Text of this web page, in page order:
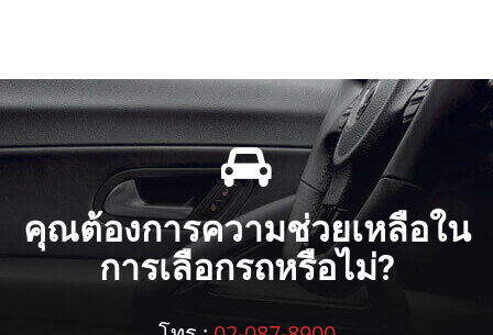
คุณต้องการความช่วยเหลือใน
การเลือกรถหรือไม่?